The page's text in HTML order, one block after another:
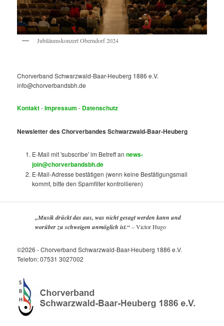
Jubiläumskonzert Oberndorf 2024
Chorverband Schwarzwald-Baar-Heuberg 1886 e.V.
info@chorverbandsbh.de
Kontakt-Impressum - Datenschutz
Newsletter des Chorverbandes Schwarzwald-Baar-Heuberg
E-Mail mit 'subscribe' im Betreff annews-
join@chorverbandsbh.de
E-Mail-Adresse bestätigen (wenn keine Bestätigungsmail
kommt, bitte den Spamfilter kontrollieren)
„Musik drückt das aus, was nicht gesagt werden kann und
worüber zu schweigen unmöglich ist.“–Victor Hugo
©2026 - Chorverband Schwarzwald-Baar-Heuberg 1886 e.V.
Telefon: 07531 3027002